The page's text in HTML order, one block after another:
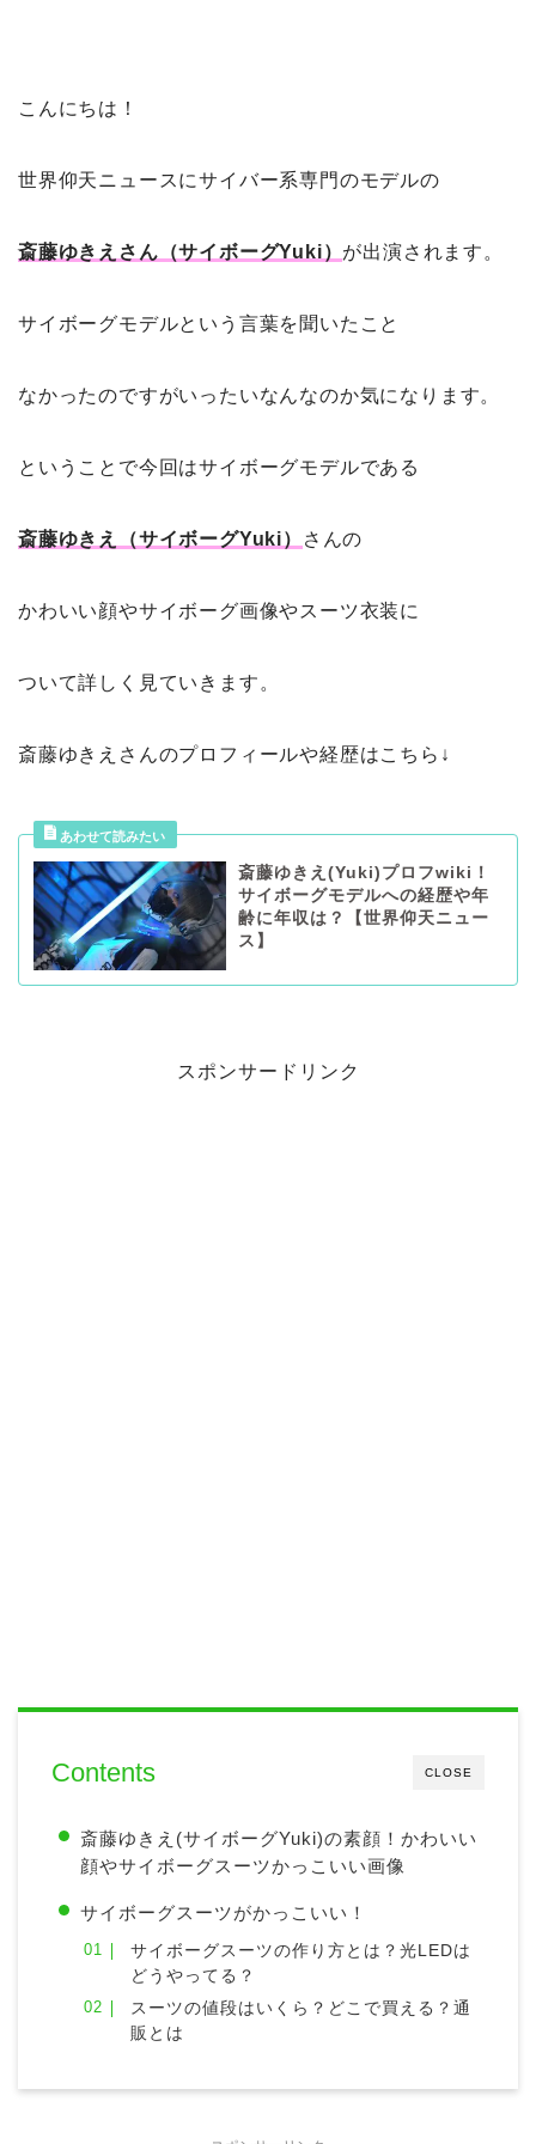
こんにちは！
世界仰天ニュースにサイバー系専門のモデルの
斎藤ゆきえさん（サイボーグYuki） が出演されます。
サイボーグモデルという言葉を聞いたこと
なかったのですがいったいなんなのか気になります。
ということで今回はサイボーグモデルである
斎藤ゆきえ（サイボーグYuki） さんの
かわいい顔やサイボーグ画像やスーツ衣装に
ついて詳しく見ていきます。
斎藤ゆきえさんのプロフィールや経歴はこちら↓
斎藤ゆきえ(Yuki)プロフwiki！
サイボーグモデルへの経歴や年
齢に年収は？【世界仰天ニュー
ス】
スポンサードリンク
CLOSE
Contents
斎藤ゆきえ(サイボーグYuki)の素顔！かわいい
顔やサイボーグスーツかっこいい画像
サイボーグスーツがかっこいい！
サイボーグスーツの作り方とは？光LEDは
どうやってる？
スーツの値段はいくら？どこで買える？通
販とは